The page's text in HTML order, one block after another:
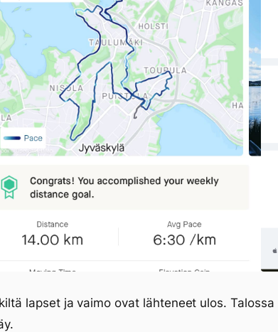
lapset ja vaimo ovat lähteneet ulos. Talossa